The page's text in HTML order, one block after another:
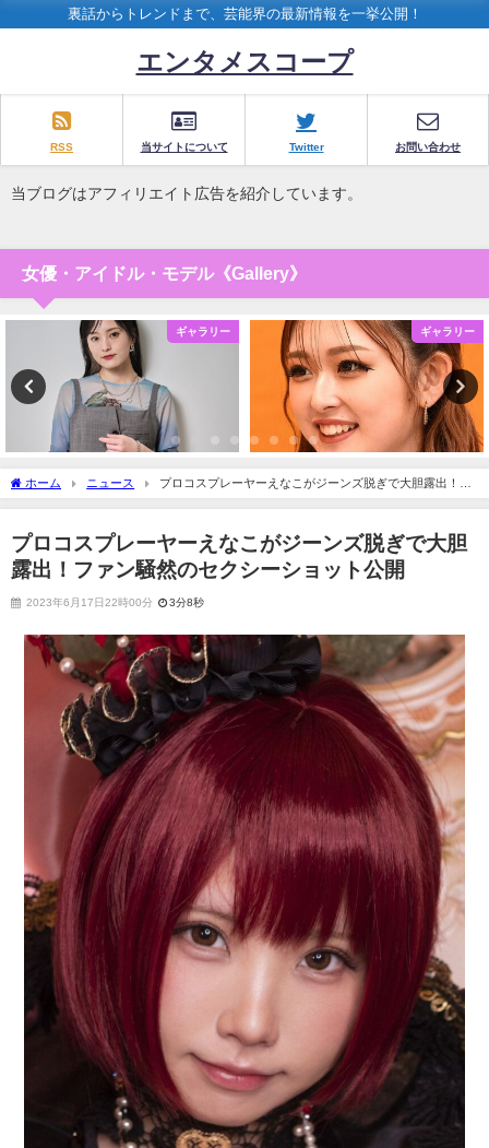
裏話からトレンドまで、芸能界の最新情報を一挙公開！
エンタメスコープ
RSS 当サイトについて Twitter お問い合わせ
当ブログはアフィリエイト広告を紹介しています。
女優・アイドル・モデル《Gallery》
ギャラリー
ホーム ニュース
プロコスプレーヤーえなこがジーンズ脱ぎで大胆露出！フ
ァン騒然のセクシーショット公開
プロコスプレーヤーえなこがジーンズ脱ぎで大胆
露出！ファン騒然のセクシーショット公開
2023年6月17日22時00分 3分8秒